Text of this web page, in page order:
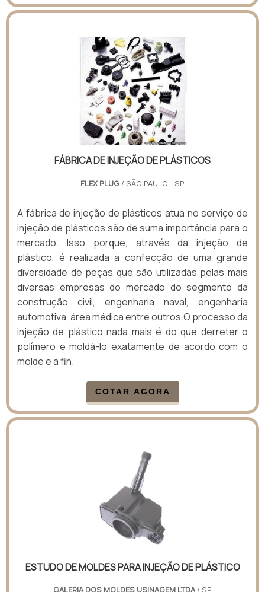
FÁBRICA DE INJEÇÃO DE PLÁSTICOS
FLEX PLUG / SÃO PAULO - SP
A fábrica de injeção de plásticos atua no serviço de
injeção de plásticos são de suma importância para o
mercado. Isso porque, através da injeção de
plástico, é realizada a confecção de uma grande
diversidade de peças que são utilizadas pelas mais
diversas empresas do mercado do segmento da
construção civil, engenharia naval, engenharia
automotiva, área médica entre outros.O processo da
injeção de plástico nada mais é do que derreter o
polímero e moldá-lo exatamente de acordo com o
molde e a fin.
COTAR AGORA
ESTUDO DE MOLDES PARA INJEÇÃO DE PLÁSTICO
GALERIA DOS MOLDES USINAGEM LTDA/ SP